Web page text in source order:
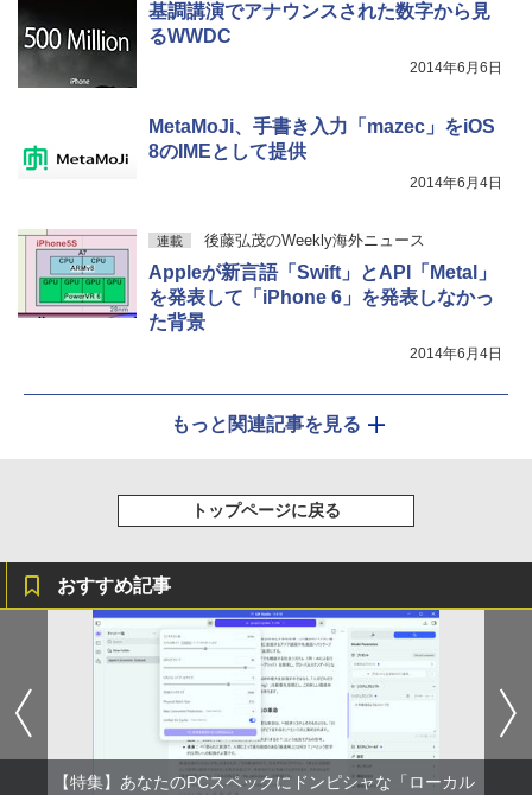
基調講演でアナウンスされた数字から見
るWWDC
2014年6月6日
MetaMoJi、手書き入力「mazec」をiOS
8のIMEとして提供
2014年6月4日
連載 後藤弘茂のWeekly海外ニュース
Appleが新言語「Swift」とAPI「Metal」
を発表して「iPhone 6」を発表しなかっ
た背景
2014年6月4日
もっと関連記事を見る
トップページに戻る
おすすめ記事
【特集】あなたのPCスペックにドンピシャな「ローカル